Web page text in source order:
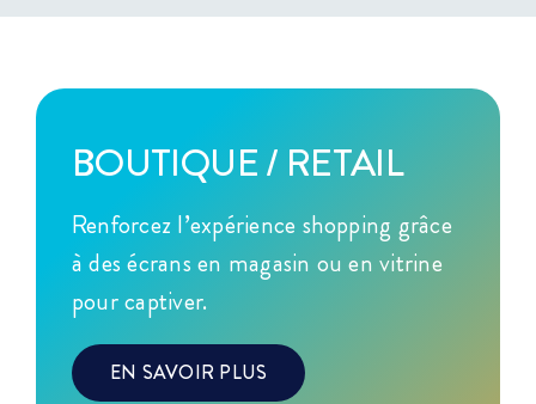
BOUTIQUE / RETAIL
Renforcez l’expérience shopping grâce
à des écrans en magasin ou en vitrine
pour captiver.
EN SAVOIR PLUS